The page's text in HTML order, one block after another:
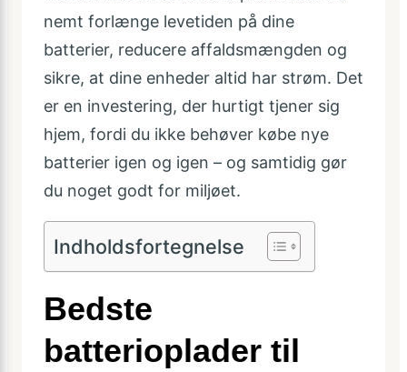
nemt forlænge levetiden på dine
batterier, reducere affaldsmængden og
sikre, at dine enheder altid har strøm. Det
er en investering, der hurtigt tjener sig
hjem, fordi du ikke behøver købe nye
batterier igen og igen – og samtidig gør
du noget godt for miljøet.
Indholdsfortegnelse
Bedste
batterioplader til